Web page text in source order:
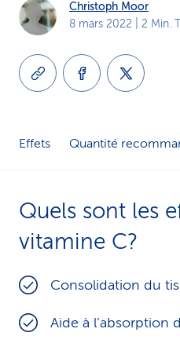
c
Christoph Moor
8 mars 2022 | 2 Min.
Effets Quantité
Quels sont les
vitamine C?
Consolidation du
Aide à l’absorption